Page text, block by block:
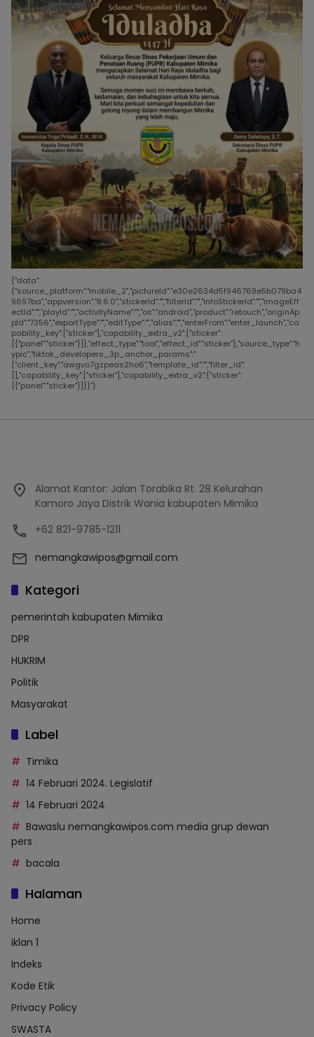
{"data":
{"source_platform":"mobile_2","pictureId":"e30e2634d5f946769e5b079ba4
9697ba","appversion":"8.6.0","stickerId":"","filterId":"","infoStickerId":"","imageEff
ectId":"","playId":"","activityName":"","os":"android","product":"retouch","originAp
pId":"7356","exportType":"","editType":"","alias":"","enterFrom":"enter_launch","ca
pability_key":["sticker"],"capability_extra_v2":{"sticker":
[{"panel":"sticker"}]},"effect_type":"tool","effect_id":"sticker"},"source_type":"h
ypic","tiktok_developers_3p_anchor_params":"
{"client_key":"awgvo7gzpeas2ho6","template_id":"","filter_id":
[],"capability_key":["sticker"],"capability_extra_v2":{"sticker":
[{"panel":"sticker"}]}}"}
Alamat Kantor: Jalan Torabika Rt. 28 Kelurahan
Kamoro Jaya Distrik Wania kabupaten Mimika
+62 821-9785-1211
nemangkawipos@gmail.com
Kategori
pemerintah kabupaten Mimika
DPR
HUKRIM
Politik
Masyarakat
Label
Timika
14 Februari 2024. Legislatif
14 Februari 2024
Bawaslu nemangkawipos.com media grup dewan
pers
bacala
Halaman
Home
iklan 1
Indeks
Kode Etik
Privacy Policy
SWASTA